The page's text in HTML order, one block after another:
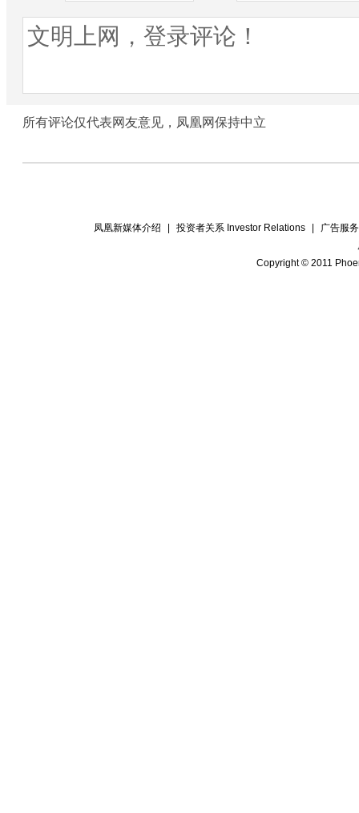
所有评论仅代表网友意见，凤凰网保持中立
凤凰新媒体介绍 投资者关系 Investor Relations
广告服务
Copyright © 2011